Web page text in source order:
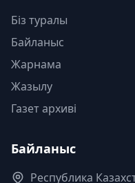
Біз туралы
Байланыс
Жарнама
Жазылу
Газет архиві
Байланыс
Республика